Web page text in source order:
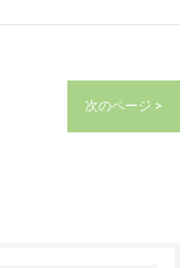
次のページ >